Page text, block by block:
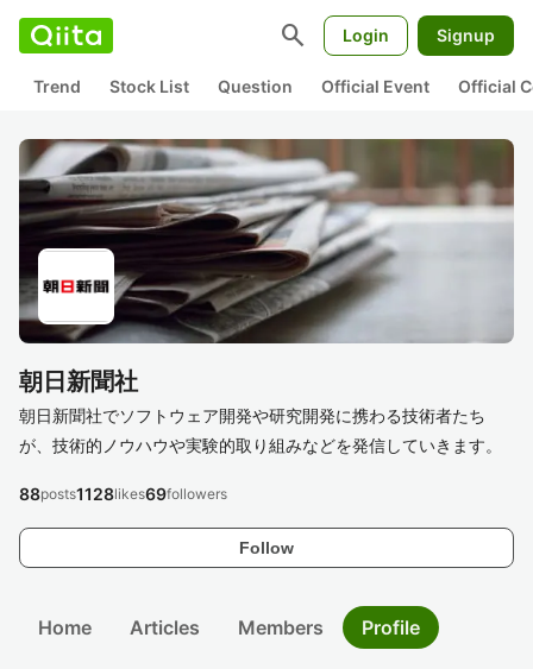
search Login Signup
Trend Stock List Question Official Event Official
朝日新聞社
朝日新聞社でソフトウェア開発や研究開発に携わる技術者たち
が、技術的ノウハウや実験的取り組みなどを発信していきます。
Follow
88posts1128likes69followers
Home Articles Members Profile